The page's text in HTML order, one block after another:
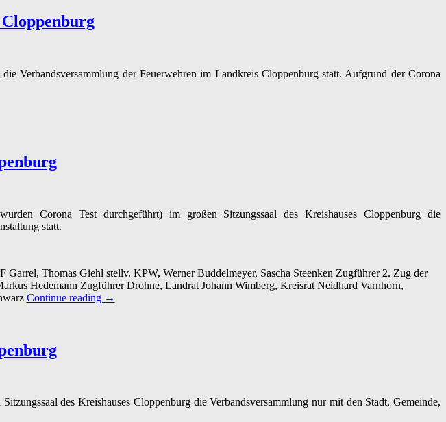
Verbandsversammlung der Feuerwehren im Landkreis Cloppenburg statt. Aufgrund der Corona
Corona Test durchgeführt) im großen Sitzungssaal des Kreishauses Cloppenburg die
statt.
Thomas Giehl stellv. KPW, Werner Buddelmeyer, Sascha Steenken Zugführer 2. Zug der
Hedemann Zugführer Drohne, Landrat Johann Wimberg, Kreisrat Neidhard Varnhorn,
Continue reading “12.05.2021
→
des Kreishauses Cloppenburg die Verbandsversammlung nur mit den Stadt, Gemeinde,